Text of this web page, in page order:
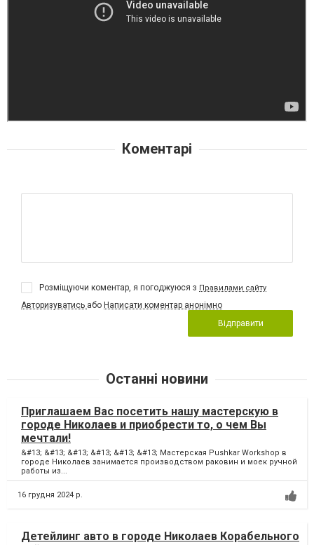
Коментарі
Розміщуючи коментар, я погоджуюся з Правилами сайту
Авторизуватись або Написати коментар анонімно
Відправити
Останні новини
Приглашаем Вас посетить нашу мастерскую в
городе Николаев и приобрести то, о чем Вы
мечтали!
&#13; &#13; &#13; &#13; &#13; &#13; Мастерская Pushkar Workshop в
городе Николаев занимается производством раковин и моек ручной
работы из...
16 грудня 2024 р.
Детейлинг авто в городе Николаев Корабельного